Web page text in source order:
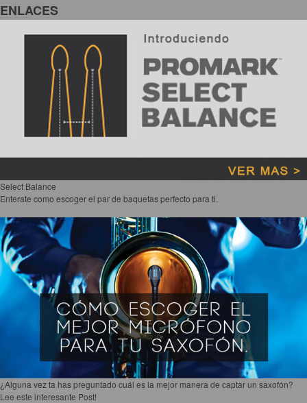
ENLACES
Select Balance
Enterate como escoger el par de baquetas perfecto para ti.
¿Alguna vez ta has preguntado cuál es la mejor manera de captar un saxofón?
Lee este interesante Post!